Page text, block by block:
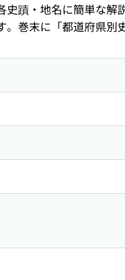
蹟・地名に簡単な
巻末に「都道府県別